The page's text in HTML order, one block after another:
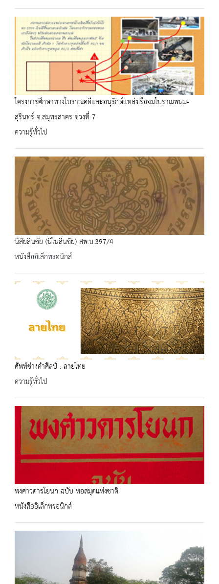
โครงการศึกษาทางโบราณคดีและอนุรักษ์แหล่งเรือจมโบราณพนม-
สุรินทร์ จ.สมุทรสาคร ช่วงที่ 7
ความรู้ทั่วไป
นิสัยสินชัย (นิไนสินชัย) สพ.บ.397/4
หนังสืออิเล็กทรอนิกส์
ศัพท์ช่างคำศิลป์ : ลายไทย
ความรู้ทั่วไป
พงศาวดารโยนก ฉบับ หอสมุดแห่งชาติ
หนังสืออิเล็กทรอนิกส์